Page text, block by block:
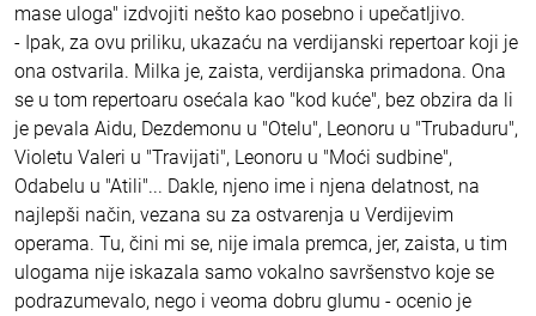
mase uloga" izdvojiti nešto kao posebno i upečatljivo.
- Ipak, za ovu priliku, ukazaću na verdijanski repertoar koji je
ona ostvarila. Milka je, zaista, verdijanska primadona. Ona
se u tom repertoaru osećala kao "kod kuće", bez obzira da li
je pevala Aidu, Dezdemonu u "Otelu", Leonoru u "Trubaduru",
Violetu Valeri u "Travijati", Leonoru u "Moći sudbine",
Odabelu u "Atili"... Dakle, njeno ime i njena delatnost, na
najlepši način, vezana su za ostvarenja u Verdijevim
operama. Tu, čini mi se, nije imala premca, jer, zaista, u tim
ulogama nije iskazala samo vokalno savršenstvo koje se
podrazumevalo, nego i veoma dobru glumu - ocenio je